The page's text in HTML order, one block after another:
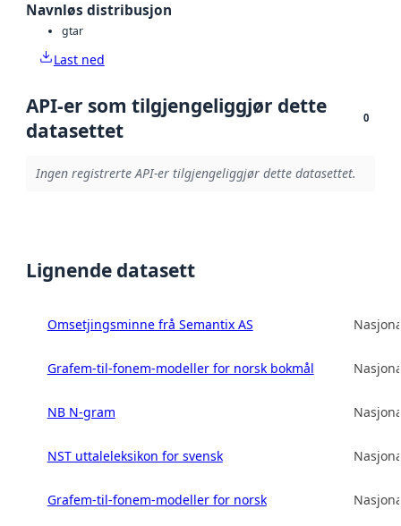
Navnløs distribusjon
gtar
Last ned
API-er som tilgjengeliggjør dette
datasettet
0
Ingen registrerte API-er tilgjengeliggjør dette datasettet.
Lignende datasett
Omsetjingsminne frå Semantix AS
Grafem-til-fonem-modeller for norsk bokmål
NB N-gram
NST uttaleleksikon for svensk
Grafem-til-fonem-modeller for norsk